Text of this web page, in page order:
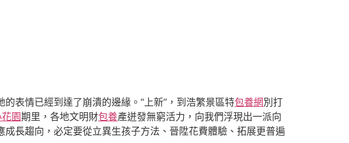
表情已經到達了崩潰的邊緣。“上新”，到浩繁景區特包養網別打
園期里，各地文明財包養產迸發無窮活力，向我們浮現出一派向
長趨向，必定要從立異生孩子方法、晉陞花費體驗、拓展更普遍